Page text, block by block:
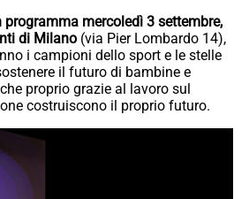
programma mercoledì 3 settembre,
di Milano (via Pier Lombardo 14),
i campioni dello sport e le stelle
il futuro di bambine e
proprio grazie al lavoro sul
costruiscono il proprio futuro.